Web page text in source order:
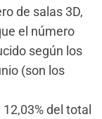
de salas 3D,
el número
según los
(son los
del total